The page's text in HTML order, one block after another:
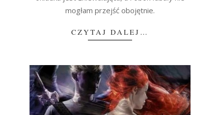
mogłam przejść obojętnie.
CZYTAJ DALEJ…